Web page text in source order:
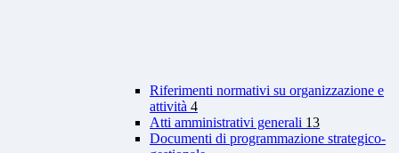
Riferimenti normativi su organizzazione e
attività 4
Atti amministrativi generali 13
Documenti di programmazione strategico-